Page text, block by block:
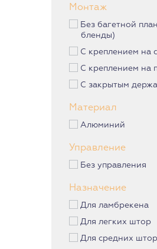
Эксклюзивные карнизы
Пластиковые карнизы
Металлические карнизы
Алюминиевые карнизы
Деревянные карнизы
Однорядные карнизы
Эркерные карнизы
Монтаж
Без багетной
бленды)
С креплением на
С креплением на
С закрытым
Материал
Алюминий
Управление
Без управления
Назначение
Для ламбрекена
Для легких штор
Для средних штор